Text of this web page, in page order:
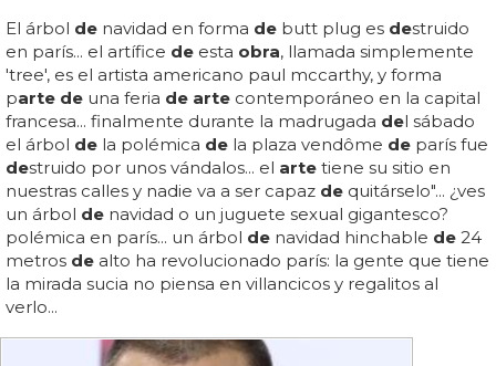
El árbol de navidad en forma de butt plug es destruido
en parís... el artífice de esta obra, llamada simplemente
'tree', es el artista americano paul mccarthy, y forma
parte de una feria de arte contemporáneo en la capital
francesa... finalmente durante la madrugada del sábado
el árbol de la polémica de la plaza vendôme de parís fue
destruido por unos vándalos... el arte tiene su sitio en
nuestras calles y nadie va a ser capaz de quitárselo"... ¿ves
un árbol de navidad o un juguete sexual gigantesco?
polémica en parís... un árbol de navidad hinchable de 24
metros de alto ha revolucionado parís: la gente que tiene
la mirada sucia no piensa en villancicos y regalitos al
verlo...